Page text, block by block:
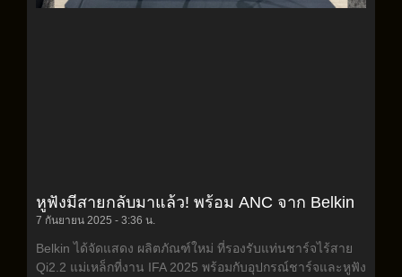
หูฟังมีสายกลับมาแล้ว! พร้อม ANC จาก Belkin
7 กันยายน 2025 3:36 น.
Belkin ได้จัดแสดง ผลิตภัณฑ์ใหม่ ที่รองรับแท่นชาร์จไร้สาย
Qi2.2 แม่เหล็กที่งาน IFA 2025 พร้อมกับอุปกรณ์ชาร์จและหูฟัง